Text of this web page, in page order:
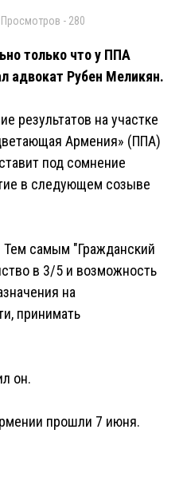
- 280
только что у ППА
адвокат Рубен Меликян.
результатов на участке
Армения» (ППА)
под сомнение
в следующем созыве
Тем самым "Гражданский
в 3/5 и возможность
на
принимать
он.
прошли 7 июня.